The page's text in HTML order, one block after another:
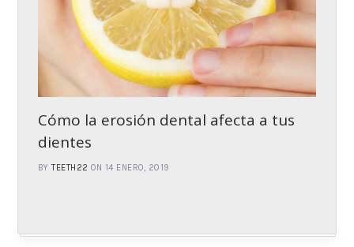
Cómo la erosión dental afecta a tus
dientes
BYTEETH22 ON 14 ENERO, 2019